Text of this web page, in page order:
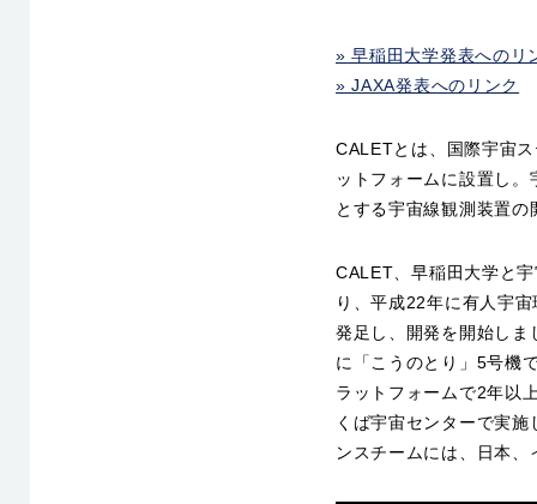
» 早稲田大学発表へのリ
» JAXA発表へのリンク
CALETとは、国際宇宙
ットフォームに設置し
とする宇宙線観測装置
CALET、早稲田大学と
り、平成22年に有人宇
発足し、開発を開始し
に「こうのとり」5号機
ラットフォームで2年以
くば宇宙センターで実
ンスチームには、日本